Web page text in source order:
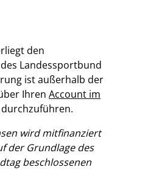
den
des Landessportbund
ist außerhalb der
Ihren Account im
wird mitfinanziert
der Grundlage des
beschlossenen